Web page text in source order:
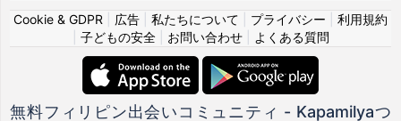
Cookie & GDPR
広告 私たちについて プライバシー
利用規約
子どもの安全| お問い合わせ| よくある質問
無料フィリピン出会いコミュニティ - Kapamilyaつ